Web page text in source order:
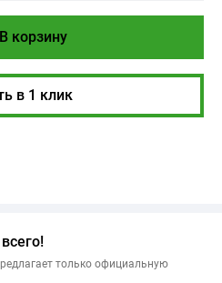
В корзину
в 1 клик
только официальную